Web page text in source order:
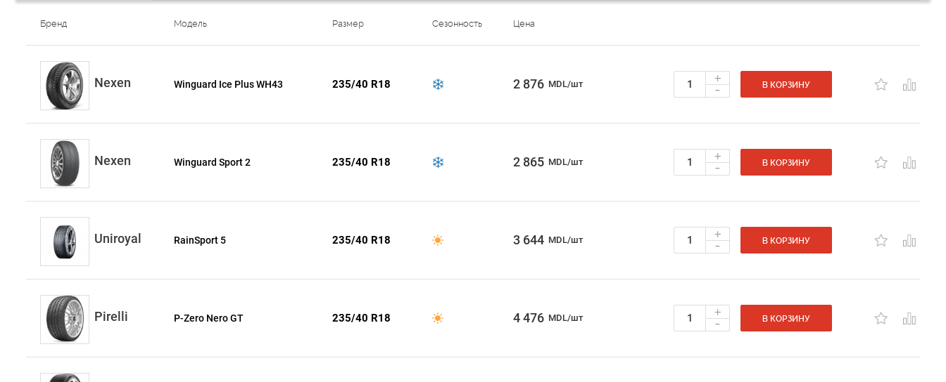
Бренд Модель Размер Сезонность Цена
Nexen Winguard Ice Plus WH43 235/40 R18 2 876 MDL/шт +
- В КОРЗИНУ
Nexen Winguard Sport 2 235/40 R18 2 865 MDL/шт +
- В КОРЗИНУ
Uniroyal RainSport 5 235/40 R18 3 644 MDL/шт +
- В КОРЗИНУ
Pirelli P-Zero Nero GT 235/40 R18 4 476 MDL/шт +
- В КОРЗИНУ